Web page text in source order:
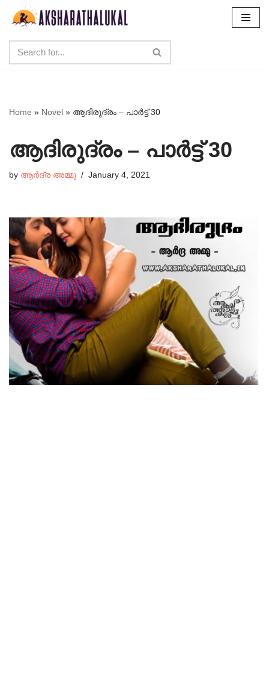
content
Home » Novel » ആദിരുദ്രം – പാർട്ട്‌ 30
ആദിരുദ്രം – പാർട്ട്‌ 30
by ആർദ്ര അമ്മു January 4, 2021